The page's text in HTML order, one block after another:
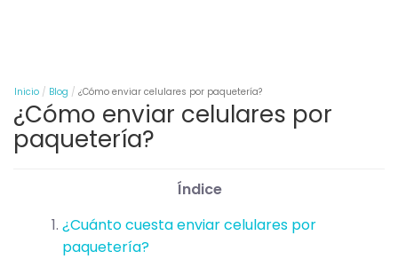
Inicio Blog ¿Cómo enviar celulares por paquetería?
¿Cómo enviar celulares por
paquetería?
Índice
¿Cuánto cuesta enviar celulares por
paquetería?